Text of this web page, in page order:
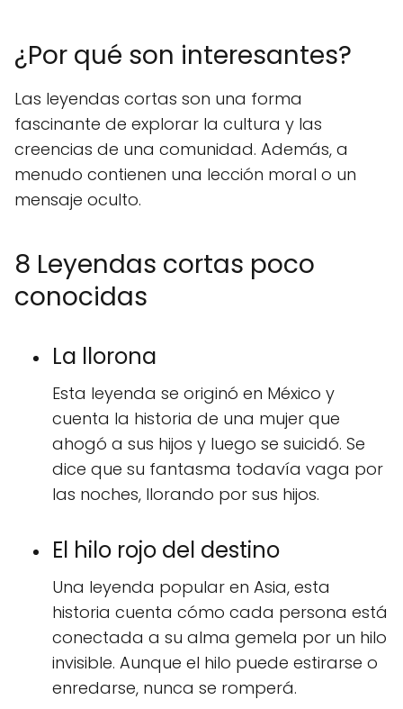
¿Por qué son interesantes?
Las leyendas cortas son una forma
fascinante de explorar la cultura y las
creencias de una comunidad. Además, a
menudo contienen una lección moral o un
mensaje oculto.
8 Leyendas cortas poco
conocidas
La llorona
Esta leyenda se originó en México y
cuenta la historia de una mujer que
ahogó a sus hijos y luego se suicidó. Se
dice que su fantasma todavía vaga por
las noches, llorando por sus hijos.
El hilo rojo del destino
Una leyenda popular en Asia, esta
historia cuenta cómo cada persona está
conectada a su alma gemela por un hilo
invisible. Aunque el hilo puede estirarse o
enredarse, nunca se romperá.